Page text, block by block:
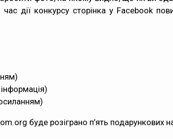
дії конкурсу сторінка у Facebook
)
)
)
буде розіграно п’ять подарункових